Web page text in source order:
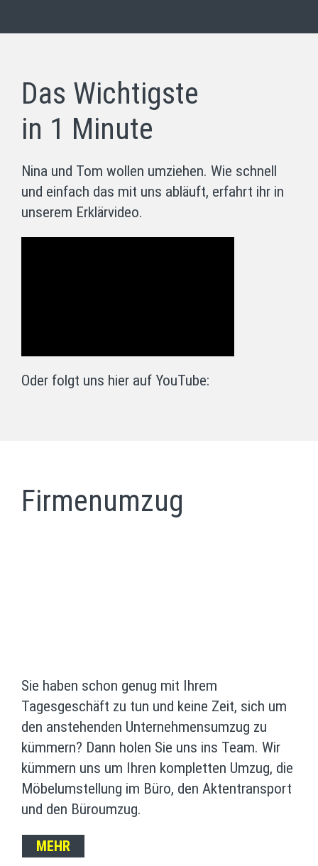
Das Wichtigste
in 1 Minute
Nina und Tom wollen umziehen. Wie schnell
und einfach das mit uns abläuft, erfahrt ihr in
unserem Erklärvideo.
Oder folgt uns hier auf YouTube:
Firmenumzug
Sie haben schon genug mit Ihrem
Tagesgeschäft zu tun und keine Zeit, sich um
den anstehenden Unternehmensumzug zu
kümmern? Dann holen Sie uns ins Team. Wir
kümmern uns um Ihren kompletten Umzug, die
Möbelumstellung im Büro, den Aktentransport
und den Büroumzug.
MEHR